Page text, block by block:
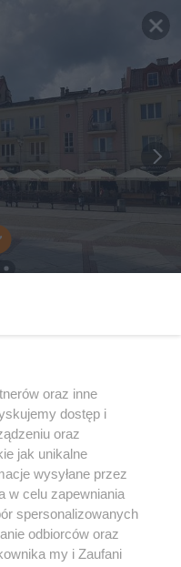
oraz inne
dostęp i
oraz
jak unikalne
wysyłane przez
w celu zapewniania
spersonalizowanych
odbiorców oraz
my i Zaufani